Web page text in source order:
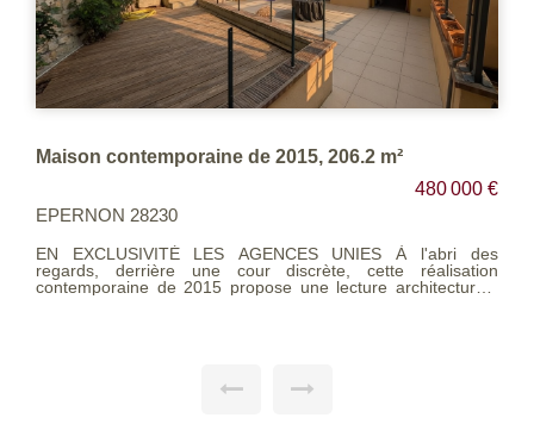
Maison contemporaine de 2015, 206.2 m²
480 000 €
EPERNON 28230
EN EXCLUSIVITÉ LES AGENCES UNIES À l'abri des
regards, derrière une cour discrète, cette réalisation
contemporaine de 2015 propose une lecture architecturale
flexibilité rare, dans une atmosphère feutrée. Les combles